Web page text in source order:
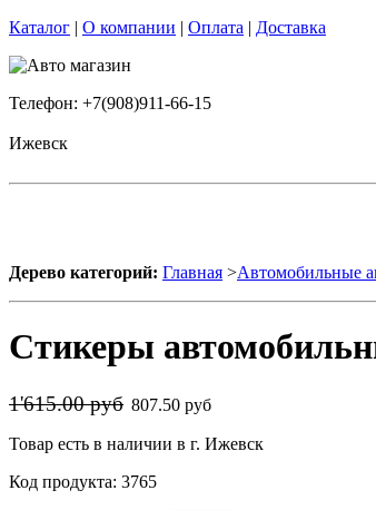
Каталог | О компании | Оплата | Доставка
Телефон: +7(908)911-66-15
Ижевск
Дерево категорий: Главная >Автомобильные
Стикеры
1'615.00 руб 807.50 руб
Товар есть в наличии в г. Ижевск
Код продукта: 3765